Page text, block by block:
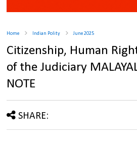
Home Indian Polity June 2025
Citizenship, Human
of the Judiciary
NOTE
SHARE: